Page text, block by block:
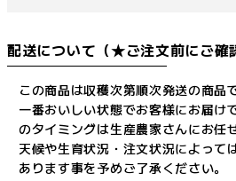
配送について（★ご注文前にご確
この商品は収穫次第順次発送の商品
一番おいしい状態でお客様にお届け
のタイミングは生産農家さんにお任
天候や生育状況・注文状況によって
あります事を予めご了承ください。